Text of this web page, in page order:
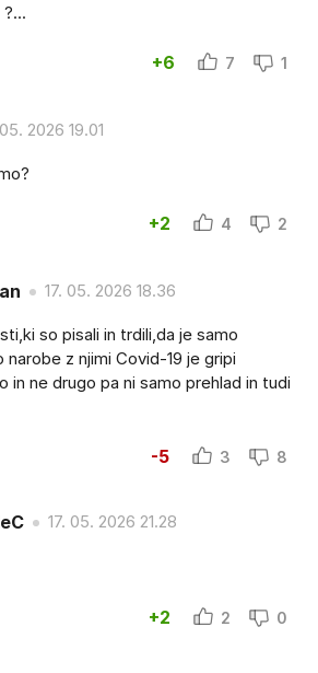
+6 7 1
2026 19.01
+2 4 2
17. 05. 2026 18.36
so pisali in trdili,da je samo
narobe z njimi Covid-19 je gripi
in ne drugo pa ni samo prehlad in tudi
-5 3 8
17. 05. 2026 21.28
+2 2 0